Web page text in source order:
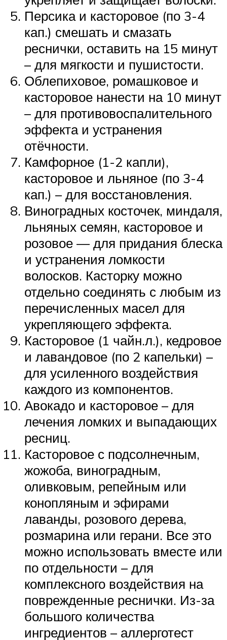
Персика и касторовое (по 3-4
кап.) смешать и смазать
реснички, оставить на 15 минут
– для мягкости и пушистости.
Облепиховое, ромашковое и
касторовое нанести на 10 минут
– для противовоспалительного
эффекта и устранения
отёчности.
Камфорное (1-2 капли),
касторовое и льняное (по 3-4
кап.) – для восстановления.
Виноградных косточек, миндаля,
льняных семян, касторовое и
розовое — для придания блеска
и устранения ломкости
волосков. Касторку можно
отдельно соединять с любым из
перечисленных масел для
укрепляющего эффекта.
Касторовое (1 чайн.л.), кедровое
и лавандовое (по 2 капельки) –
для усиленного воздействия
каждого из компонентов.
Авокадо и касторовое – для
лечения ломких и выпадающих
ресниц.
Касторовое с подсолнечным,
жожоба, виноградным,
оливковым, репейным или
конопляным и эфирами
лаванды, розового дерева,
розмарина или герани. Все это
можно использовать вместе или
по отдельности – для
комплексного воздействия на
поврежденные реснички. Из-за
большого количества
ингредиентов – аллерготест